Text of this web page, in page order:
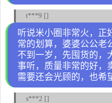
t***9 []
听说米小圈非常火，正
常的划算，婆婆公公老
不到一岁，先囤货的，
事听，质量非常的好，
需要还会光顾的，也希
s***2 []